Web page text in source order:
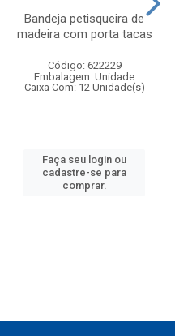
Bandeja petisqueira de
madeira com porta tacas
Código: 622229
Embalagem: Unidade
Caixa Com: 12 Unidade(s)
Faça seu login ou
cadastre-se para
comprar.